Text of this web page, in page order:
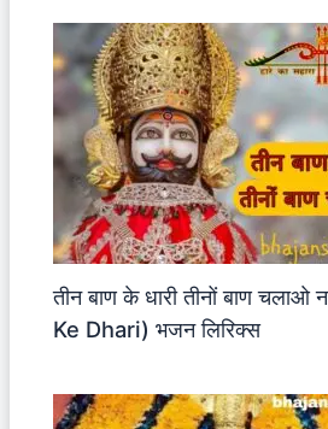
तीन बाण के धारी तीनों बाण
Ke Dhari) भजन लिरिक्स